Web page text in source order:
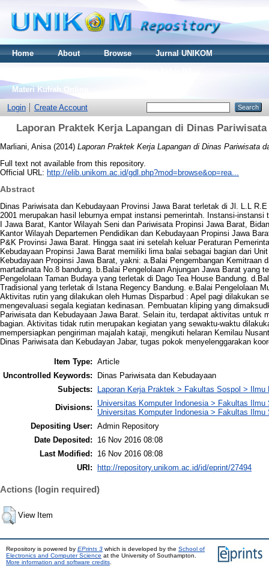
Home About Browse
Jurnal UNIKOM
Materi Kuliah Online
Login
Create Account
Laporan Praktek Kerja Lapangan di Dinas
Marliani, Anisa (2014) Laporan Praktek Kerja Lapangan di Dinas Pariwisata
Full text not available from this repository.
Official URL: http://elib.unikom.ac.id/gdl.php?mod=browse&op=rea...
Abstract
Dinas Pariwisata dan Kebudayaan Provinsi Jawa Barat terletak di Jl. L.L
2001 merupakan hasil leburnya empat instansi pemerintah. Instansi-
I Jawa Barat, Kantor Wilayah Seni dan Pariwisata Propinsi Jawa Barat,
Kantor Wilayah Departemen Pendidikan dan Kebudayaan Propinsi Jawa
P&K Provinsi Jawa Barat. Hingga saat ini setelah keluar Peraturan
Kebudayaan Propinsi Jawa Barat memiliki lima balai sebagai bagian dari
Kebudayaan Propinsi Jawa Barat, yakni: a.Balai Pengembangan Kemitraan
martadinata No.8 bandung. b.Balai Pengelolaan Anjungan Jawa Barat yang
Pengelolaan Taman Budaya yang terletak di Dago Tea House Bandung.
Tradisional yang terletak di Istana Regency Bandung. e.Balai Pengelolaan
Aktivitas rutin yang dilakukan oleh Humas Disparbud : Apel pagi dilakukan
mengevaluasi segala kegiatan kedinasan. Pembuatan kliping yang
Pariwisata dan Kebudayaan Jawa Barat. Selain itu, terdapat aktivitas untuk
bagian. Aktivitas tidak rutin merupakan kegiatan yang sewaktu-waktu
mempersiapkan pengiriman majalah kataji, mengikuti helaran Kemilau
Dinas Pariwisata dan Kebudayan Jabar, tugas pokok menyelenggarakan
Item Type: Article
Uncontrolled Keywords:
Dinas Pariwisata dan Kebudayaan
Subjects:
Laporan Kerja Praktek > Fakultas Sospol >
Divisions:
Universitas Komputer Indonesia > Fakultas
Universitas Komputer Indonesia > Fakultas
Depositing User: Admin Repository
Date Deposited:
16 Nov 2016 08:08
Last Modified:
16 Nov 2016 08:08
URI:
http://repository.unikom.ac.id/id/eprint/27494
Actions (login required)
View Item
Repository is powered by EPrints 3 which is developed by the School of
Electronics and Computer Science at the University of Southampton.
More information and software credits